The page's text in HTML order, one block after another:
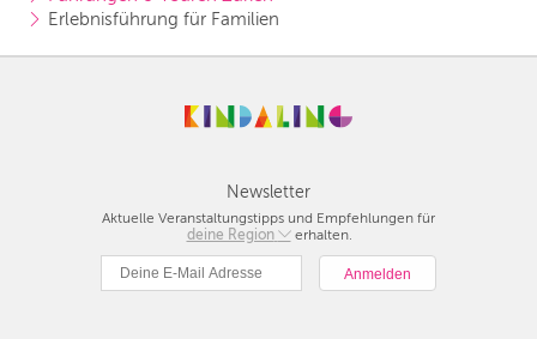
Erlebnisführung für Familien
Newsletter
Aktuelle Veranstaltungstipps und Empfehlungen für
deine Region
Berlin
Hamburg
erhalten.